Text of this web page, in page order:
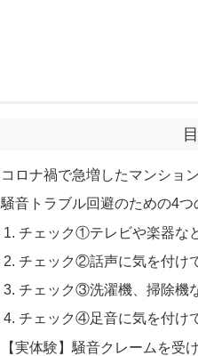
コロナ禍で急増したマンショ
騒音トラブル回避のための4つ
チェック①テレビや楽器な
チェック②話声に気を付け
チェック③洗濯機、掃除機
チェック④足音に気を付け
【実体験】騒音クレームを受